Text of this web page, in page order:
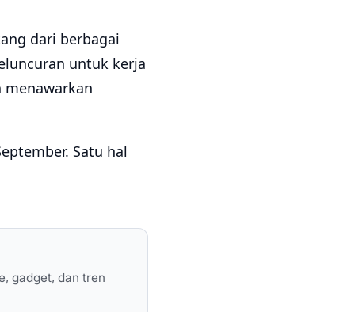
dari berbagai
untuk kerja
Satu hal
gadget, dan tren